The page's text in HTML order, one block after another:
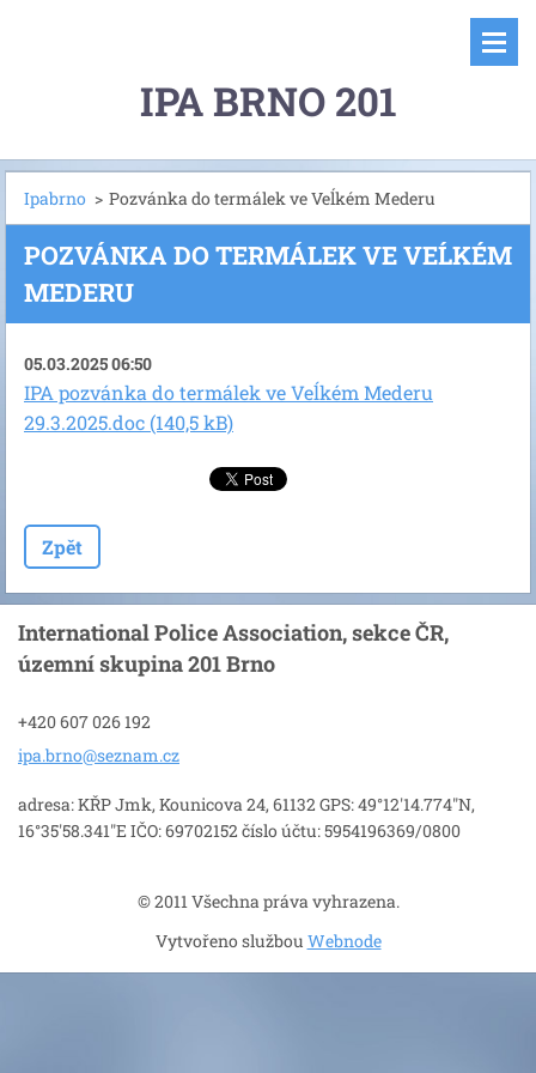
IPA BRNO 201
Ipabrno > Pozvánka do termálek ve Veĺkém Mederu
POZVÁNKA DO TERMÁLEK VE VEĹKÉM
MEDERU
05.03.2025 06:50
IPA pozvánka do termálek ve Veĺkém Mederu
29.3.2025.doc (140,5 kB)
Zpět
International Police Association, sekce ČR,
územní skupina 201 Brno
+420 607 026 192
ipa.brno@seznam.cz
adresa: KŘP Jmk, Kounicova 24, 61132 GPS: 49°12'14.774"N,
16°35'58.341"E IČO: 69702152 číslo účtu: 5954196369/0800
© 2011 Všechna práva vyhrazena.
Vytvořeno službou Webnode